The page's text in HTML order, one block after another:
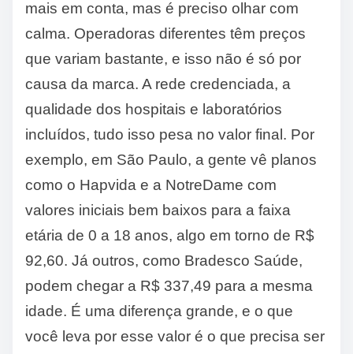
mais em conta, mas é preciso olhar com
calma. Operadoras diferentes têm preços
que variam bastante, e isso não é só por
causa da marca. A rede credenciada, a
qualidade dos hospitais e laboratórios
incluídos, tudo isso pesa no valor final. Por
exemplo, em São Paulo, a gente vê planos
como o Hapvida e a NotreDame com
valores iniciais bem baixos para a faixa
etária de 0 a 18 anos, algo em torno de R$
92,60. Já outros, como Bradesco Saúde,
podem chegar a R$ 337,49 para a mesma
idade. É uma diferença grande, e o que
você leva por esse valor é o que precisa ser